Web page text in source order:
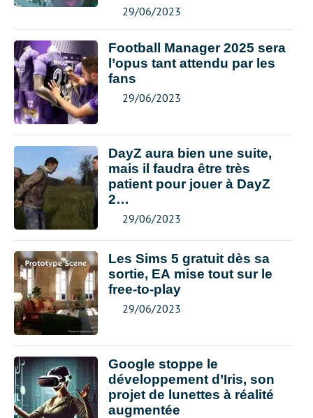
29/06/2023
Football Manager 2025 sera
l’opus tant attendu par les
fans
29/06/2023
DayZ aura bien une suite,
mais il faudra être très
patient pour jouer à DayZ
2…
29/06/2023
Les Sims 5 gratuit dès sa
sortie, EA mise tout sur le
free-to-play
29/06/2023
Google stoppe le
développement d’Iris, son
projet de lunettes à réalité
augmentée